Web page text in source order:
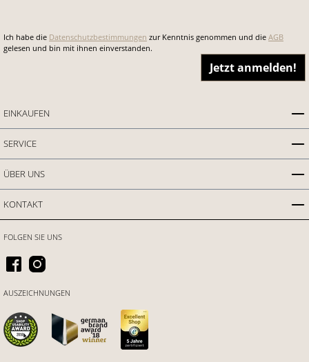
Ich habe die Datenschutzbestimmungen zur Kenntnis genommen und die AGB
gelesen und bin mit ihnen einverstanden.
Jetzt anmelden!
EINKAUFEN
SERVICE
ÜBER UNS
KONTAKT
FOLGEN SIE UNS
AUSZEICHNUNGEN